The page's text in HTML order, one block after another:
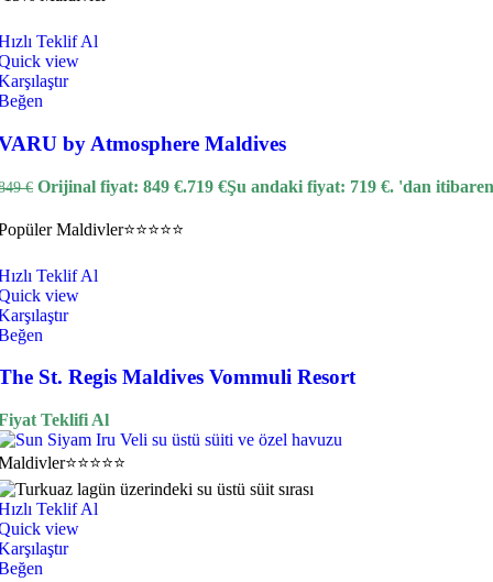
Teklif Al
view
by Atmosphere Maldives
€ Orijinal fiyat: 849 €.719 €Şu andaki fiyat: 719 €. 'dan itibaren
Maldivler⭐⭐⭐⭐⭐
Teklif Al
view
St. Regis Maldives Vommuli Resort
Teklifi Al
⭐⭐⭐⭐⭐
Teklif Al
view